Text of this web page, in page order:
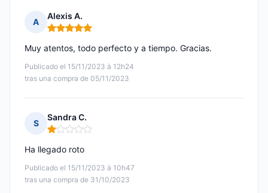
A
Alexis A.
Nota: 5 de 5
Publicado el 15/11/2023 à 12h24
tras una compra de 05/11/2023
Muy atentos, todo perfecto y a tiempo. Gracias.
S
Sandra C.
Nota: 1 de 5
Publicado el 15/11/2023 à 10h47
tras una compra de 31/10/2023
Ha llegado roto